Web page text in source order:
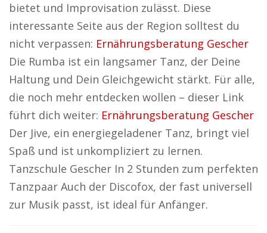
bietet und Improvisation zulässt. Diese
interessante Seite aus der Region solltest du
nicht verpassen: Ernährungsberatung Gescher
Die Rumba ist ein langsamer Tanz, der Deine
Haltung und Dein Gleichgewicht stärkt. Für alle,
die noch mehr entdecken wollen – dieser Link
führt dich weiter: Ernährungsberatung Gescher
Der Jive, ein energiegeladener Tanz, bringt viel
Spaß und ist unkompliziert zu lernen.
Tanzschule Gescher In 2 Stunden zum perfekten
Tanzpaar Auch der Discofox, der fast universell
zur Musik passt, ist ideal für Anfänger.